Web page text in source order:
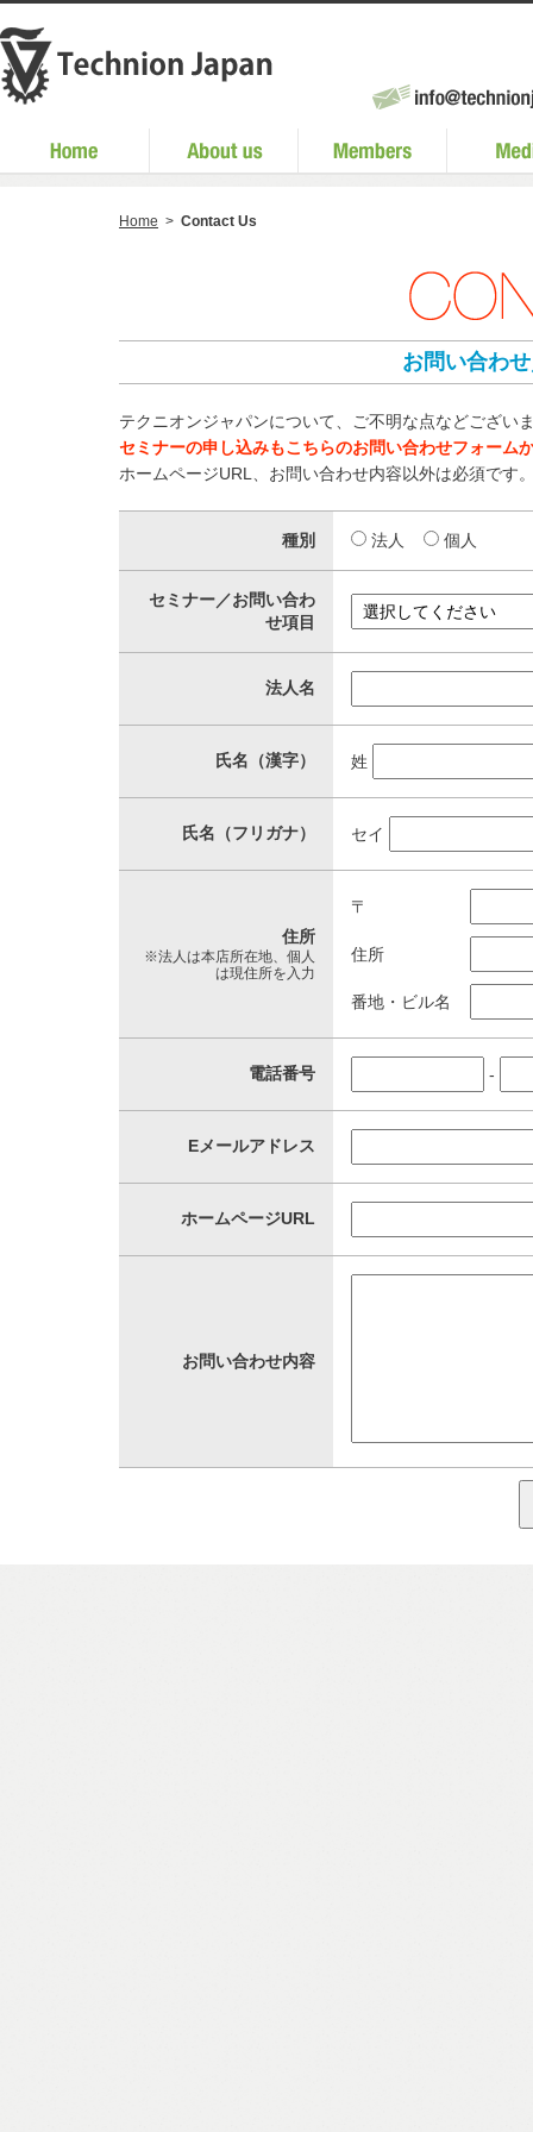
Home > Contact Us
お問い合わ
テクニオンジャパンについて、ご不明な点などござい
セミナーの申し込みもこちらのお問い合わせフォーム
ホームページURL、お問い合わせ内容以外は必須です
種別 法人 個人
セミナー／お問い合わ
せ項目
法人名
氏名（漢字） 姓
氏名（フリガナ） セイ
住所
※法人は本店所在地、個人
は現住所を入力
〒
住所
番地・ビル名
電話番号 -
Eメールアドレス
ホームページURL
お問い合わせ内容